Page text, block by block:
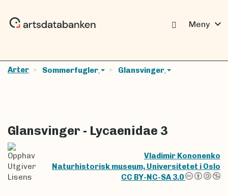
Meny expand_more
Arter Sommerfugler Glansvinger
Glansvinger - Lycaenidae 3
Opphav
Vladimir Kononenko
Utgiver
Naturhistorisk museum, Universitetet i Oslo
Lisens
CC BY-NC-SA 3.0